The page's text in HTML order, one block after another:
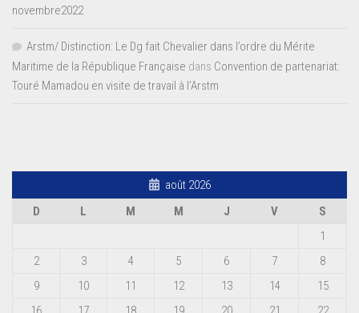
novembre2022
Arstm/ Distinction: Le Dg fait Chevalier dans l’ordre du Mérite
Maritime de la République Française dans Convention de partenariat:
Touré Mamadou en visite de travail à l’Arstm
août 2026
D
L M M J V
S
1
2
3 4 5 6 7
8
9
10 11 12 13 14
15